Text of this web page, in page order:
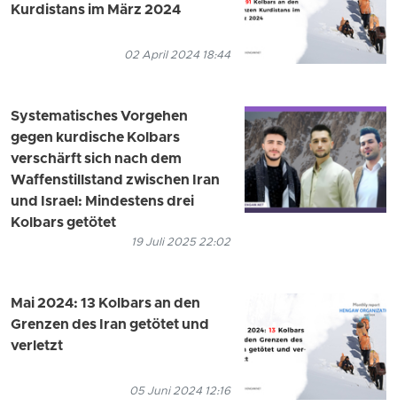
Kurdistans im März 2024
02 April 2024 18:44
Systematisches Vorgehen
gegen kurdische Kolbars
verschärft sich nach dem
Waffenstillstand zwischen Iran
und Israel: Mindestens drei
Kolbars getötet
19 Juli 2025 22:02
Mai 2024: 13 Kolbars an den
Grenzen des Iran getötet und
verletzt
05 Juni 2024 12:16